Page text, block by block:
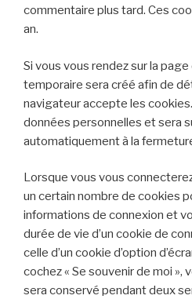
commentaire plus tard. Ces
an.
Si vous vous rendez sur la
temporaire sera créé afin de
navigateur accepte les
données personnelles et sera
automatiquement à la
Lorsque vous vous
un certain nombre de cookies
informations de connexion et
durée de vie d’un cookie de
celle d’un cookie d’option
cochez « Se souvenir de moi »,
sera conservé pendant deux